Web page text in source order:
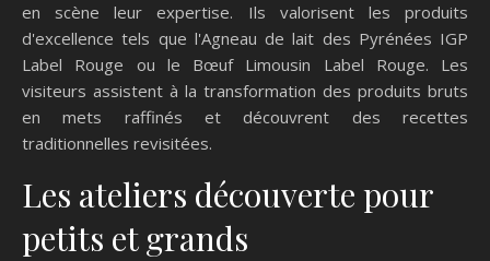
en scène leur expertise. Ils valorisent les produits
d'excellence tels que l'Agneau de lait des Pyrénées IGP
Label Rouge ou le Bœuf Limousin Label Rouge. Les
visiteurs assistent à la transformation des produits bruts
en mets raffinés et découvrent des recettes
traditionnelles revisitées.
Les ateliers découverte pour
petits et grands